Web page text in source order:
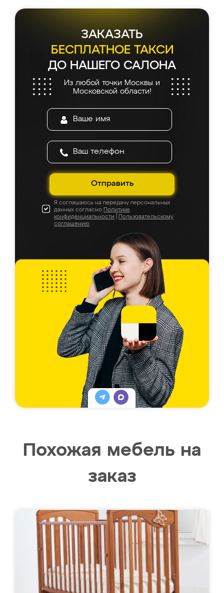
ЗАКАЗАТЬ
БЕСПЛАТНОЕ ТАКСИ
ДО НАШЕГО САЛОНА
Из любой точки Москвы и
Московской области!
Отправить
Я соглашаюсь на передачу персональных
данных согласно Политике
конфиденциальности
Пользовательскому
соглашению
Похожая мебель на
заказ